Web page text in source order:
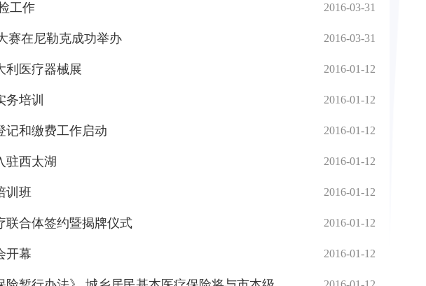
工作 2016-03-31
赛在尼勒克成功举办 2016-03-31
利医疗器械展 2016-01-12
务培训 2016-01-12
记和缴费工作启动 2016-01-12
驻西太湖 2016-01-12
训班 2016-01-12
联合体签约暨揭牌仪式 2016-01-12
开幕 2016-01-12